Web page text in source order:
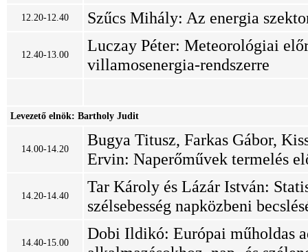
12.20-12.40 Szűcs Mihály: Az energia
12.40-13.00
Luczay Péter: Meteorológiai
villamosenergia-rendszerre
Levezető elnök: Bartholy Judit
14.00-14.20
Bugya Titusz, Farkas Gábor,
Ervin: Naperőművek termelés
14.20-14.40
Tar Károly és Lázár István:
szélsebesség napközbeni
14.40-15.00
Dobi Ildikó: Európai műholdas